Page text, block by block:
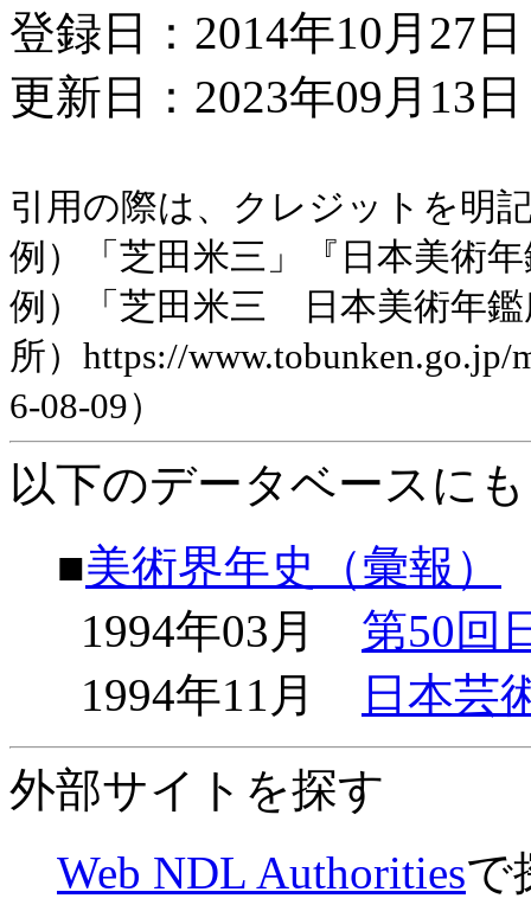
登録日：2014年10月27日
更新日：2023年09月13
引用の際は、クレジットを明
例）「芝田米三」『日本美術
例）「芝田米三 日本美術年鑑
所）https://
6-08-09）
以下のデータベースに
■美術界年史（彙報）
1994年03月 第50回
1994年11月
日本芸
外部サイトを探す
Web NDL Authoritiesで